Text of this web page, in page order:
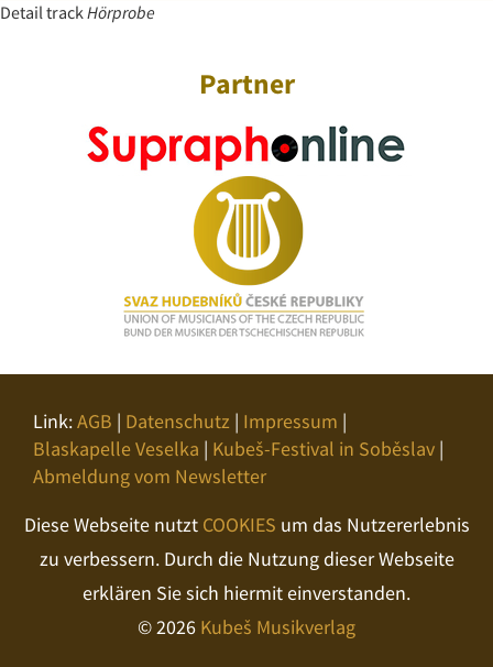
Detail trackHörprobe
Partner
Link:AGB | Datenschutz | Impressum |
Blaskapelle Veselka | Kubeš-Festival in Soběslav |
Abmeldung vom Newsletter
Diese Webseite nutzt COOKIES um das Nutzererlebnis
zu verbessern. Durch die Nutzung dieser Webseite
erklären Sie sich hiermit einverstanden.
© 2026 Kubeš Musikverlag